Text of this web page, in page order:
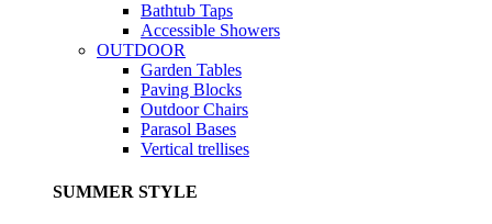
Bathtub Taps
Accessible Showers
OUTDOOR
Garden Tables
Paving Blocks
Outdoor Chairs
Parasol Bases
Vertical trellises
SUMMER STYLE